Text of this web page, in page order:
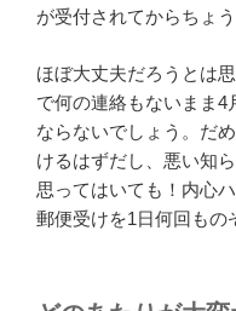
が受付されてからちょ
ほぼ大丈夫だろうとは
で何の連絡もないまま4
ならないでしょう。だ
けるはずだし、悪い知
思ってはいても！内心
郵便受けを1日何回もの